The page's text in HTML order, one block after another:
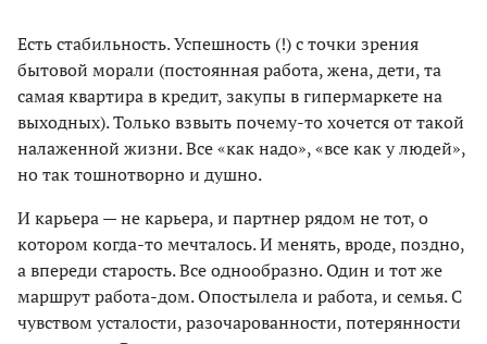
Есть стабильность. Успешность (!) с точки зрения
бытовой морали (постоянная работа, жена, дети, та
самая квартира в кредит, закупы в гипермаркете на
выходных). Только взвыть почему-то хочется от такой
налаженной жизни. Все «как надо», «все как у людей»,
но так тошнотворно и душно.
И карьера — не карьера, и партнер рядом не тот, о
котором когда-то мечталось. И менять, вроде, поздно,
а впереди старость. Все однообразно. Один и тот же
маршрут работа-дом. Опостылела и работа, и семья. С
чувством усталости, разочарованности, потерянности